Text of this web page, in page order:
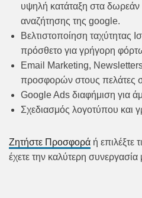
υψηλή κατάταξη στα δωρεάν
αναζήτησης της google.
Βελτιστοποίηση ταχύτητας
πρόσθετο για γρήγορη
Email Marketing,
προσφορών στους πελάτες
Google Ads διαφήμιση για
Σχεδιασμός λογοτύπου και
Ζητήστε Προσφορά ή επιλέξτε
έχετε την καλύτερη